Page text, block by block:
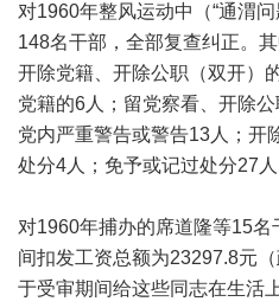
对1960年整风运动中（“通渭问
148名干部，全部复查纠正。
开除党籍、开除公职（双开）
党籍的6人；留党察看、开除
党内严重警告或警告13人；开
处分4人；免予或记过处分27人
对1960年捕办的席道隆等15
间扣发工资总额为23297.8元
于受审期间给这些同志在生活